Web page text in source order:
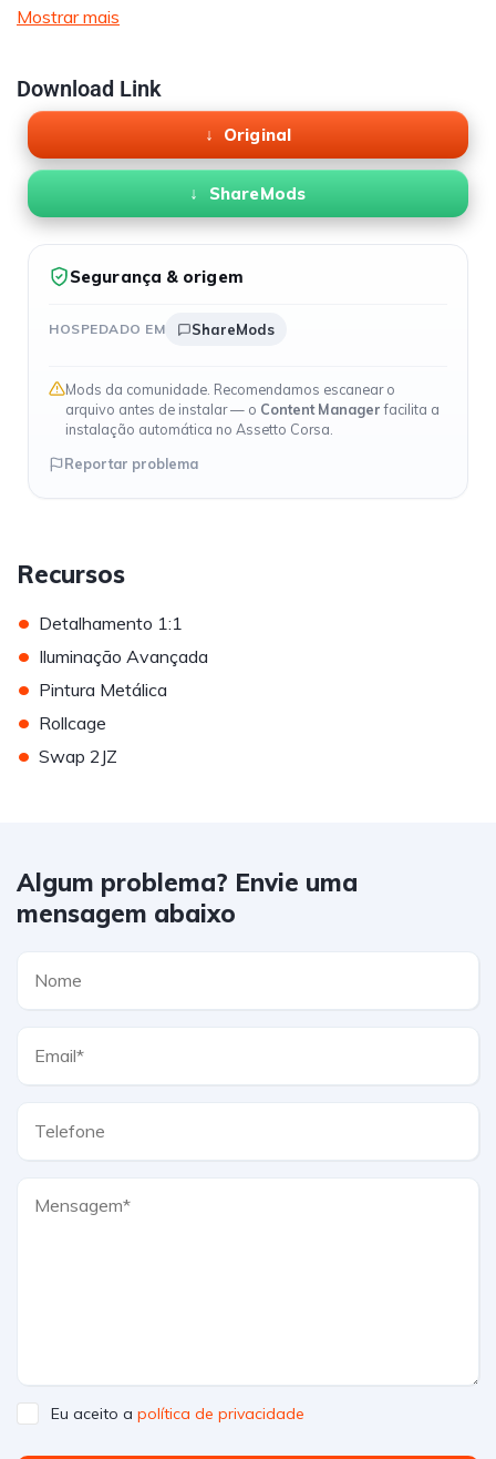
Mostrar mais
Download Link
Original
ShareMods
Segurança & origem
HOSPEDADO EM ShareMods
Mods da comunidade. Recomendamos escanear o
arquivo antes de instalar — o Content Managerfacilita a
instalação automática no Assetto Corsa.
Reportar problema
Recursos
• Detalhamento 1:1
• Iluminação Avançada
• Pintura Metálica
• Rollcage
• Swap 2JZ
Algum problema? Envie uma
mensagem abaixo
Eu aceito a política de privacidade